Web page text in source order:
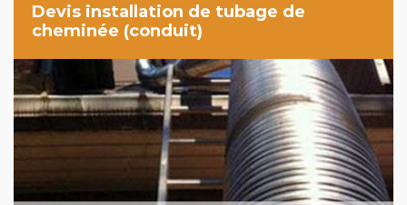
Devis installation de tubage de
cheminée (conduit)